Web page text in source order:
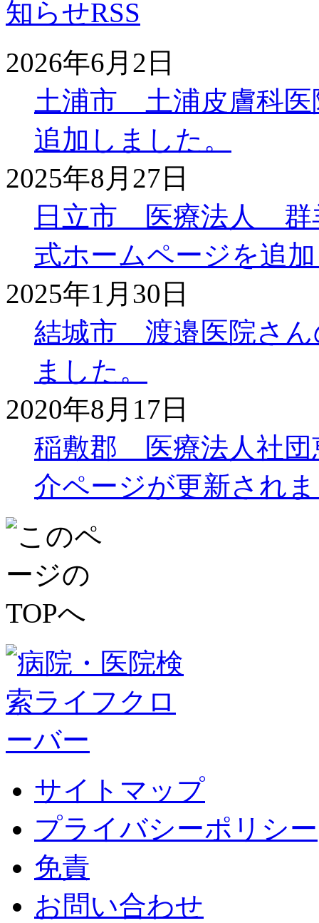
2026年6月2日
土浦市 土浦皮膚科医
追加しました。
2025年8月27日
日立市 医療法人 群
式ホームページを追
2025年1月30日
結城市 渡邉医院さん
ました。
2020年8月17日
稲敷郡 医療法人社
介ページが更新され
サイトマップ
プライバシーポリシー
免責
お問い合わせ